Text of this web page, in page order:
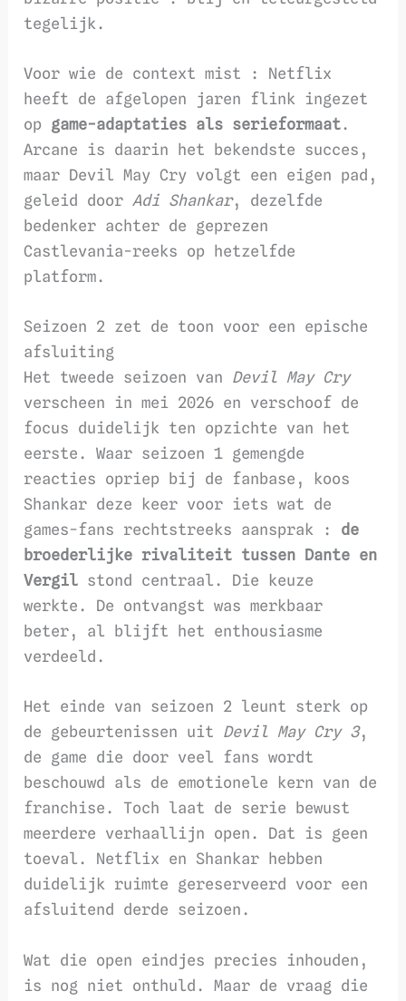
tegelijk.
Voor wie de context mist : Netflix
heeft de afgelopen jaren flink ingezet
op game-adaptaties als serieformaat.
Arcane is daarin het bekendste succes,
maar Devil May Cry volgt een eigen pad,
geleid doorAdi Shankar, dezelfde
bedenker achter de geprezen
Castlevania-reeks op hetzelfde
platform.
Seizoen 2 zet de toon voor een epische
afsluiting
Het tweede seizoen van Devil May Cry
verscheen in mei 2026 en verschoof de
focus duidelijk ten opzichte van het
eerste. Waar seizoen 1 gemengde
reacties opriep bij de fanbase, koos
Shankar deze keer voor iets wat de
games-fans rechtstreeks aansprak : de
broederlijke rivaliteit tussen Dante en
Vergil stond centraal. Die keuze
werkte. De ontvangst was merkbaar
beter, al blijft het enthousiasme
verdeeld.
Het einde van seizoen 2 leunt sterk op
de gebeurtenissen uit Devil May Cry 3,
de game die door veel fans wordt
beschouwd als de emotionele kern van de
franchise. Toch laat de serie bewust
meerdere verhaallijn open. Dat is geen
toeval. Netflix en Shankar hebben
duidelijk ruimte gereserveerd voor een
afsluitend derde seizoen.
Wat die open eindjes precies inhouden,
is nog niet onthuld. Maar de vraag die